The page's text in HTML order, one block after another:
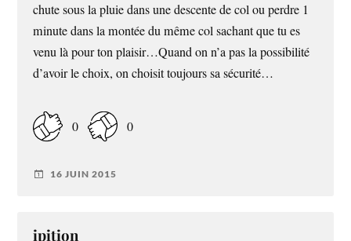
chute sous la pluie dans une descente de col ou perdre 1
minute dans la montée du même col sachant que tu es
venu là pour ton plaisir…Quand on n’a pas la possibilité
d’avoir le choix, on choisit toujours sa sécurité…
0 0
16 JUIN 2015
ipition